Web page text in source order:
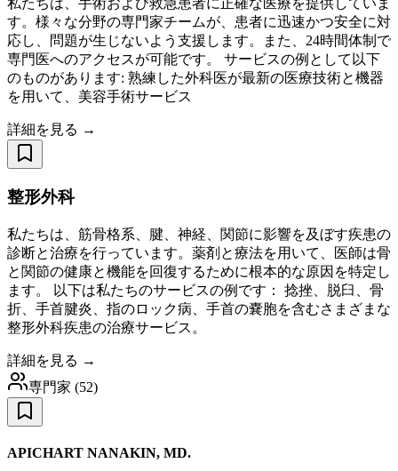
私たちは、手術および救急患者に正確な医療を提供していま
す。様々な分野の専門家チームが、患者に迅速かつ安全に対
応し、問題が生じないよう支援します。また、24時間体制で
専門医へのアクセスが可能です。 サービスの例として以下
のものがあります: 熟練した外科医が最新の医療技術と機器
を用いて、美容手術サービス
詳細を見る →
整形外科
私たちは、筋骨格系、腱、神経、関節に影響を及ぼす疾患の
診断と治療を行っています。薬剤と療法を用いて、医師は骨
と関節の健康と機能を回復するために根本的な原因を特定し
ます。 以下は私たちのサービスの例です： 捻挫、脱臼、骨
折、手首腱炎、指のロック病、手首の嚢胞を含むさまざまな
整形外科疾患の治療サービス。
詳細を見る →
専門家 (52)
APICHART NANAKIN, MD.